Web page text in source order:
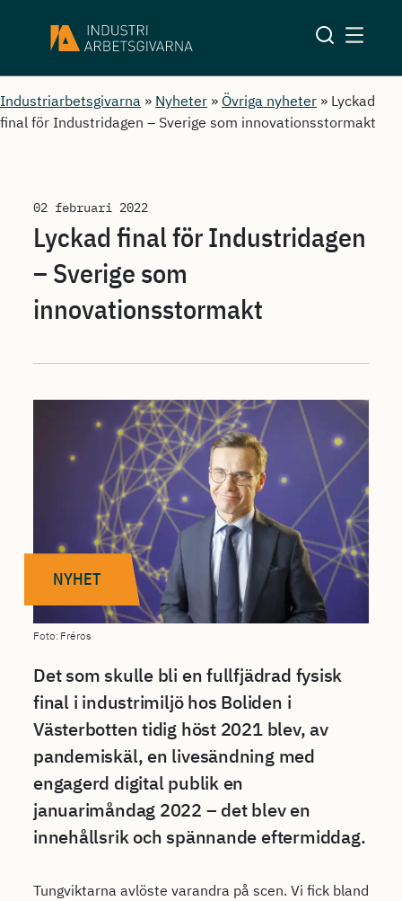
Industriarbetsgivarna » Nyheter » Övriga nyheter » Lyckad
final för Industridagen – Sverige som innovationsstormakt
02 februari 2022
Lyckad final för Industridagen
– Sverige som
innovationsstormakt
NYHET
Foto: Fréros
Det som skulle bli en fullfjädrad fysisk
final i industrimiljö hos Boliden i
Västerbotten tidig höst 2021 blev, av
pandemiskäl, en livesändning med
engagerd digital publik en
januarimåndag 2022 – det blev en
innehållsrik och spännande eftermiddag.
Tungviktarna avlöste varandra på scen. Vi fick bland